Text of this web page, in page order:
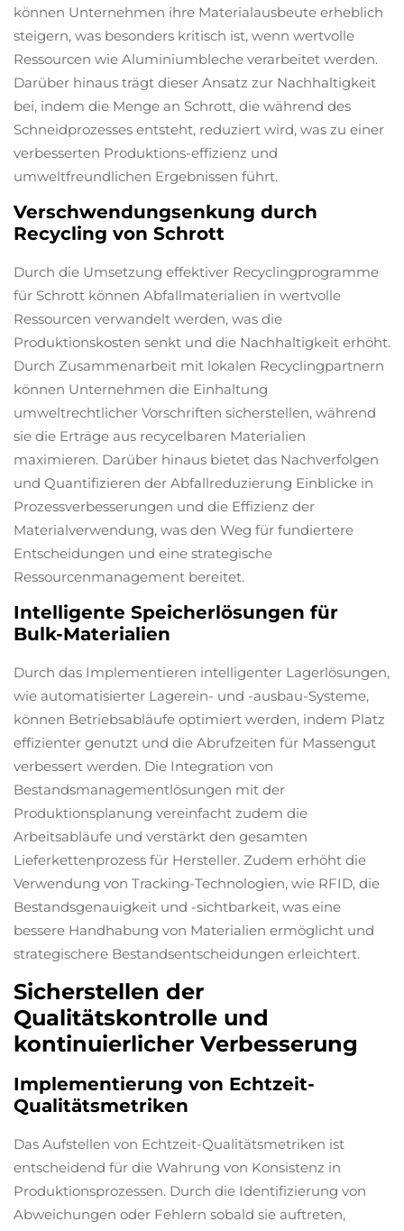
können Unternehmen ihre Materialausbeute erheblich
steigern, was besonders kritisch ist, wenn wertvolle
Ressourcen wie Aluminiumbleche verarbeitet werden.
Darüber hinaus trägt dieser Ansatz zur Nachhaltigkeit
bei, indem die Menge an Schrott, die während des
Schneidprozesses entsteht, reduziert wird, was zu einer
verbesserten Produktions-effizienz und
umweltfreundlichen Ergebnissen führt.
Verschwendungsenkung durch
Recycling von Schrott
Durch die Umsetzung effektiver Recyclingprogramme
für Schrott können Abfallmaterialien in wertvolle
Ressourcen verwandelt werden, was die
Produktionskosten senkt und die Nachhaltigkeit erhöht.
Durch Zusammenarbeit mit lokalen Recyclingpartnern
können Unternehmen die Einhaltung
umweltrechtlicher Vorschriften sicherstellen, während
sie die Erträge aus recycelbaren Materialien
maximieren. Darüber hinaus bietet das Nachverfolgen
und Quantifizieren der Abfallreduzierung Einblicke in
Prozessverbesserungen und die Effizienz der
Materialverwendung, was den Weg für fundiertere
Entscheidungen und eine strategische
Ressourcenmanagement bereitet.
Intelligente Speicherlösungen für
Bulk-Materialien
Durch das Implementieren intelligenter Lagerlösungen,
wie automatisierter Lagerein- und -ausbau-Systeme,
können Betriebsabläufe optimiert werden, indem Platz
effizienter genutzt und die Abrufzeiten für Massengut
verbessert werden. Die Integration von
Bestandsmanagementlösungen mit der
Produktionsplanung vereinfacht zudem die
Arbeitsabläufe und verstärkt den gesamten
Lieferkettenprozess für Hersteller. Zudem erhöht die
Verwendung von Tracking-Technologien, wie RFID, die
Bestandsgenauigkeit und -sichtbarkeit, was eine
bessere Handhabung von Materialien ermöglicht und
strategischere Bestandsentscheidungen erleichtert.
Sicherstellen der
Qualitätskontrolle und
kontinuierlicher Verbesserung
Implementierung von Echtzeit-
Qualitätsmetriken
Das Aufstellen von Echtzeit-Qualitätsmetriken ist
entscheidend für die Wahrung von Konsistenz in
Produktionsprozessen. Durch die Identifizierung von
Abweichungen oder Fehlern sobald sie auftreten,